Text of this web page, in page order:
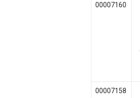
00007160
00007158